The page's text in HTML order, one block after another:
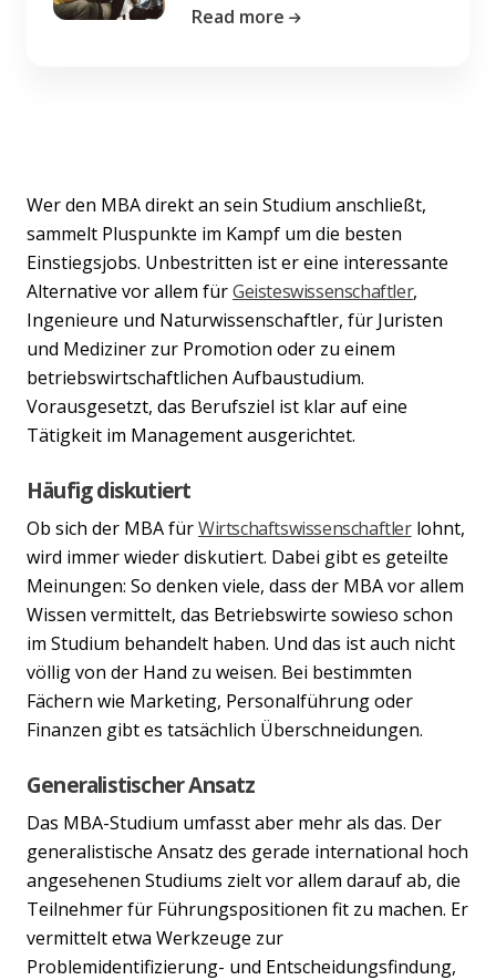
Read more
Wer den MBA direkt an sein Studium anschließt,
sammelt Pluspunkte im Kampf um die besten
Einstiegsjobs. Unbestritten ist er eine interessante
Alternative vor allem fürGeisteswissenschaftler,
Ingenieure und Naturwissenschaftler, für Juristen
und Mediziner zur Promotion oder zu einem
betriebswirtschaftlichen Aufbaustudium.
Vorausgesetzt, das Berufsziel ist klar auf eine
Tätigkeit im Management ausgerichtet.
Häufig diskutiert
Ob sich der MBA fürWirtschaftswissenschaftlerlohnt,
wird immer wieder diskutiert. Dabei gibt es geteilte
Meinungen: So denken viele, dass der MBA vor allem
Wissen vermittelt, das Betriebswirte sowieso schon
im Studium behandelt haben. Und das ist auch nicht
völlig von der Hand zu weisen. Bei bestimmten
Fächern wie Marketing, Personalführung oder
Finanzen gibt es tatsächlich Überschneidungen.
Generalistischer Ansatz
Das MBA-Studium umfasst aber mehr als das. Der
generalistische Ansatz des gerade international hoch
angesehenen Studiums zielt vor allem darauf ab, die
Teilnehmer für Führungspositionen fit zu machen. Er
vermittelt etwa Werkzeuge zur
Problemidentifizierung- und Entscheidungsfindung,